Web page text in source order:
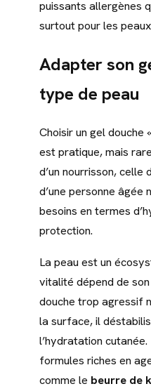
puissants allergènes
surtout pour les
Adapter son
type de peau
Choisir un gel
est pratique, mais
d’un nourrisson, celle
d’une personne âgée
besoins en termes
protection.
La peau est un
vitalité dépend de
douche trop agressif
la surface, il
l’hydratation
formules riches en
comme le beurre de